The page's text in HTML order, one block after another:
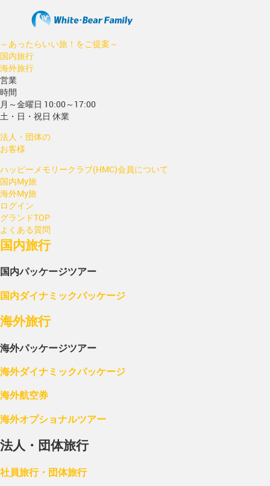
～あったらいい旅！をご提案～
国内旅行
海外旅行
営業
時間
月～金曜日 10:00～17:00
土・日・祝日 休業
法人・団体の
お客様
ハッピーメモリークラブ(HMC)会員について
国内My旅
海外My旅
ログイン
グランドTOP
よくある質問
国内旅行
国内パッケージツアー
国内ダイナミックパッケージ
海外旅行
海外パッケージツアー
海外ダイナミックパッケージ
海外航空券
海外オプショナルツアー
法人・団体旅行
社員旅行・団体旅行